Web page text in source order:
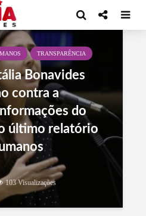
TRANSPARÊNCIA
Bonavides
contra a
do
último relatório
103 Visualizações